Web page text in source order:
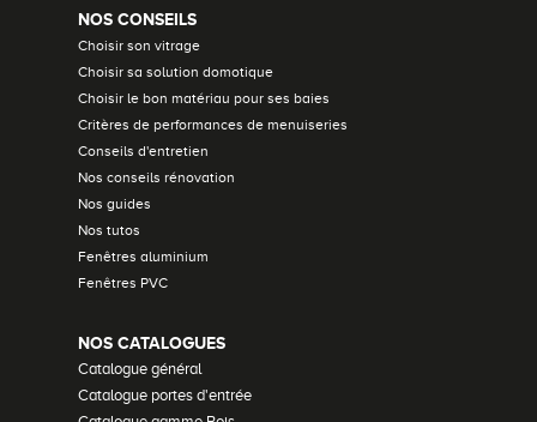
NOS CONSEILS
Choisir son vitrage
Choisir sa solution domotique
Choisir le bon matériau pour ses baies
Critères de performances de menuiseries
Conseils d'entretien
Nos conseils rénovation
Nos guides
Nos tutos
Fenêtres aluminium
Fenêtres PVC
NOS CATALOGUES
Catalogue général
Catalogue portes d'entrée